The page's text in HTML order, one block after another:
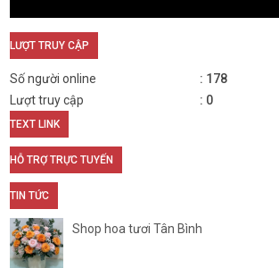
LƯỢT TRUY CẬP
Số người online
178
Lượt truy cập
0
TEXT LINK
HỖ TRỢ TRỰC TUYẾN
TIN TỨC
Shop hoa tươi Tân Bình